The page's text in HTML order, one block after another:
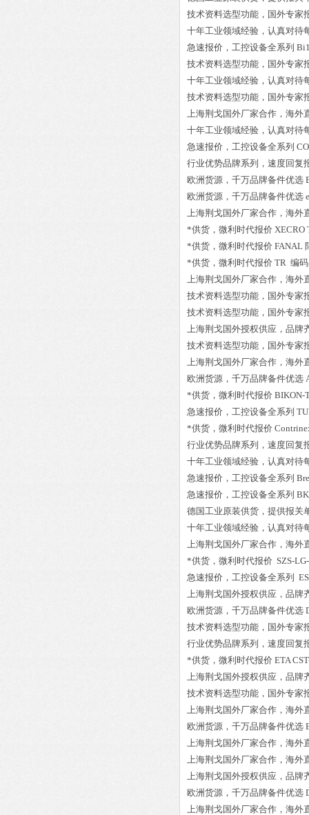
技术资料选型功能，国外专家
十年工业领域经验，认真对待
急速报价，工控设备全系列
技术资料选型功能，国外专家
十年工业领域经验，认真对待
技术资料选型功能，国外专家
上海荆戈国外厂家合作，海外
十年工业领域经验，认真对待
急速报价，工控设备全系列
行业优势品牌系列，速度回复
欧洲货源，千万品牌备件优选
欧洲货源，千万品牌备件优选
上海荆戈国外厂家合作，海外
*供货，微利时代报价 XECRO
*供货，微利时代报价 FANAL
*供货，微利时代报价 TR 编
上海荆戈国外厂家合作，海外
技术资料选型功能，国外专家
技术资料选型功能，国外专家
上海荆戈国外授权供应，品牌
技术资料选型功能，国外专家
上海荆戈国外厂家合作，海外
欧洲货源，千万品牌备件优选
*供货，微利时代报价 BIKON-
急速报价，工控设备全系列
*供货，微利时代报价
行业优势品牌系列，速度回复
十年工业领域经验，认真对待
急速报价，工控设备全系列
急速报价，工控设备全系列
德国工业原装供货，提供报关
十年工业领域经验，认真对待
上海荆戈国外厂家合作，海外
*供货，微利时代报价 SZS-
急速报价，工控设备全系列
上海荆戈国外授权供应，品牌
欧洲货源，千万品牌备件优选
技术资料选型功能，国外专家
行业优势品牌系列，速度回复
*供货，微利时代报价 ETA
上海荆戈国外授权供应，品牌
技术资料选型功能，国外专家
上海荆戈国外厂家合作，海外
欧洲货源，千万品牌备件优选
上海荆戈国外厂家合作，海外
上海荆戈国外厂家合作，海外
上海荆戈国外授权供应，品牌
欧洲货源，千万品牌备件优选
上海荆戈国外厂家合作，海外